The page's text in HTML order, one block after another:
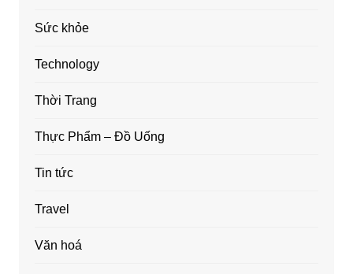
Sức khỏe
Technology
Thời Trang
Thực Phẩm – Đồ Uống
Tin tức
Travel
Văn hoá